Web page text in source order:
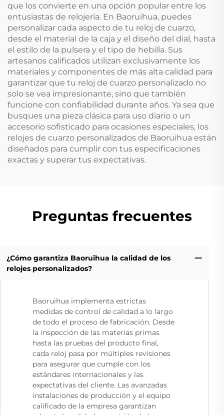
que los convierte en una opción popular entre los
entusiastas de relojería. En Baoruihua, puedes
personalizar cada aspecto de tu reloj de cuarzo,
desde el material de la caja y el diseño del dial, hasta
el estilo de la pulsera y el tipo de hebilla. Sus
artesanos calificados utilizan exclusivamente los
materiales y componentes de más alta calidad para
garantizar que tu reloj de cuarzo personalizado no
solo se vea impresionante, sino que también
funcione con confiabilidad durante años. Ya sea que
busques una pieza clásica para uso diario o un
accesorio sofisticado para ocasiones especiales, los
relojes de cuarzo personalizados de Baoruihua están
diseñados para cumplir con tus especificaciones
exactas y superar tus expectativas.
Preguntas frecuentes
¿Cómo garantiza Baoruihua la calidad de los
relojes personalizados?
Baoruihua implementa estrictas
medidas de control de calidad a lo largo
de todo el proceso de fabricación. Desde
la inspección de las materias primas
hasta las pruebas del producto final,
cada reloj pasa por múltiples revisiones
para asegurar que cumple con los
estándares internacionales y las
expectativas del cliente. Las avanzadas
instalaciones de producción y el equipo
calificado de la empresa garantizan